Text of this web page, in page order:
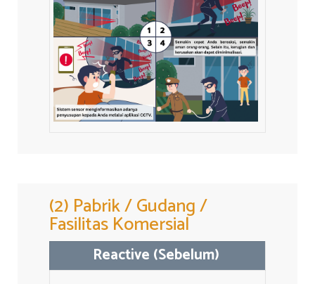
(2) Pabrik / Gudang /
Fasilitas Komersial
Reactive (Sebelum)